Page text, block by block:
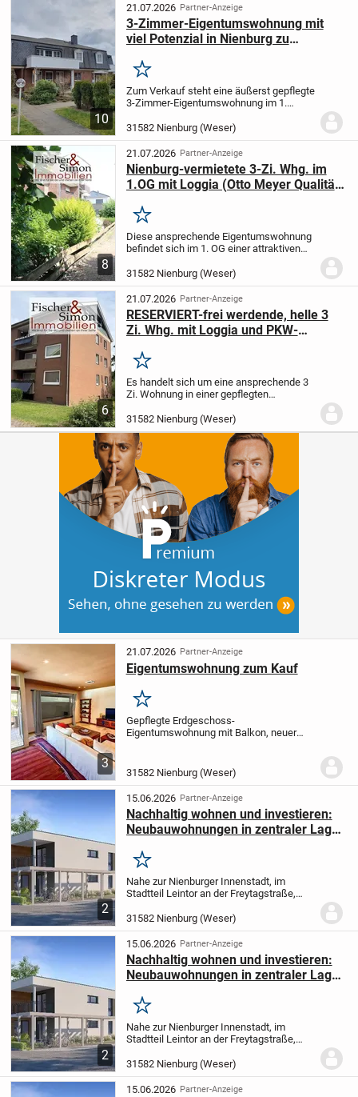
Erdgeschosswohnung überzeugt...
10
21.07.2026 Partner-Anzeige
3-Zimmer-Eigentumswohnung mit
viel Potenzial in Nienburg zu
Merken
Zum Verkauf steht eine äußerst gepflegte
3-Zimmer-Eigentumswohnung im 1.
Vierparteienhauses. Das Gebäude ist Teil
einer ansprechend gestalteten und sehr
gepflegten...
31582 Nienburg (Weser)
8
21.07.2026 Partner-Anzeige
Nienburg-vermietete 3-Zi. Whg. im
1.OG mit Loggia (Otto Meyer Qualität)
Merken
Diese ansprechende Eigentumswohnung
befindet sich im 1. OG einer attraktiven
Otto Meyer in bewährter, solider Qualität
im Jahr 1995 errichtet. Hier steht Ihnen...
31582 Nienburg (Weser)
6
21.07.2026 Partner-Anzeige
RESERVIERT-frei werdende, helle 3
Zi. Whg. mit Loggia und PKW-
Merken
Es handelt sich um eine ansprechende 3
Zi. Wohnung in einer gepflegten
Kellerraum und großer Loggia. Besonders
interessant ist der separate Schlaftrakt
bestehend aus...
31582 Nienburg (Weser)
3
21.07.2026 Partner-Anzeige
Eigentumswohnung zum Kauf
Merken
Gepflegte Erdgeschoss-
Eigentumswohnung mit Balkon, neuer
Eigentumswohnung überzeugt mit einer
Wohnfläche von ca. 68 m² und einer...
31582 Nienburg (Weser)
2
15.06.2026 Partner-Anzeige
Nachhaltig wohnen und investieren:
Neubauwohnungen in zentraler Lage
Merken
Nahe zur Nienburger Innenstadt, im
Stadtteil Leintor an der Freytagstraße,
Bungalows und 7 Eigentumswohnungen.
Das Projekt wird nach modernen
baulichen Kriterien...
31582 Nienburg (Weser)
2
15.06.2026 Partner-Anzeige
Nachhaltig wohnen und investieren:
Neubauwohnungen in zentraler Lage
Merken
Nahe zur Nienburger Innenstadt, im
Stadtteil Leintor an der Freytagstraße,
Bungalows und 7 Eigentumswohnungen.
Das Projekt wird nach modernen
baulichen Kriterien...
31582 Nienburg (Weser)
15.06.2026 Partner-Anzeige